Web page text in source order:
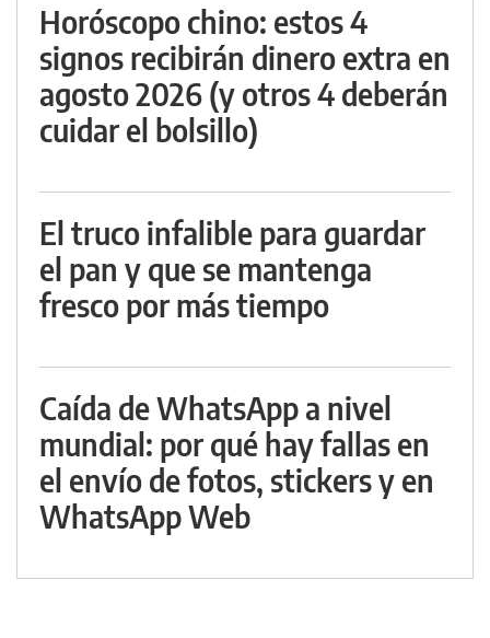
Horóscopo chino: estos 4
signos recibirán dinero extra en
agosto 2026 (y otros 4 deberán
cuidar el bolsillo)
El truco infalible para guardar
el pan y que se mantenga
fresco por más tiempo
Caída de WhatsApp a nivel
mundial: por qué hay fallas en
el envío de fotos, stickers y en
WhatsApp Web